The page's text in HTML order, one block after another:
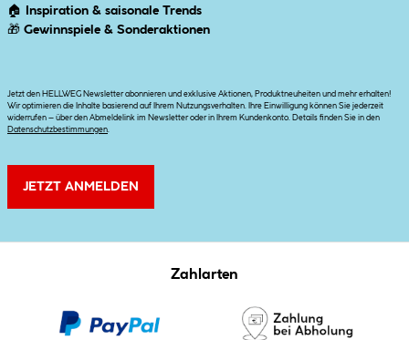
🏠
Inspiration & saisonale Trends
🎁 Gewinnspiele & Sonderaktionen
Jetzt den HELLWEG Newsletter abonnieren und exklusive Aktionen, Produktneuheiten und mehr erhalten!
Wir optimieren die Inhalte basierend auf Ihrem Nutzungsverhalten. Ihre Einwilligung können Sie jederzeit
widerrufen – über den Abmeldelink im Newsletter oder in Ihrem Kundenkonto. Details finden Sie in den
Datenschutzbestimmungen
JETZT ANMELDEN
Zahlarten